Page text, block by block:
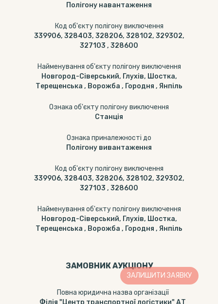
ЗАЛИШИТИ ЗАЯВКУ
Полігону навантаження
Код об'єкту полігону виключення
339906, 328403, 328206, 328102, 329302,
327103 , 328600
Найменування об'єкту полігону виключення
Новгород-Сіверський, Глухів, Шостка,
Терещенська , Ворожба , Городня , Янпіль
Ознака об'єкту полігону виключення
Станція
Ознака приналежності до
Полігону вивантаження
Код об'єкту полігону виключення
339906, 328403, 328206, 328102, 329302,
327103 , 328600
Найменування об'єкту полігону виключення
Новгород-Сіверський, Глухів, Шостка,
Терещенська , Ворожба , Городня , Янпіль
ЗАМОВНИК АУКЦІОНУ
Повна юридична назва організації
Філія "Центр транспортної логістики" АТ